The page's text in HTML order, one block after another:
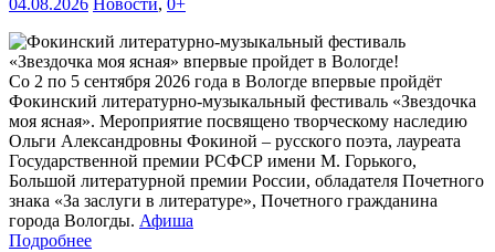
04.08.2026 Новости, 0+
Со 2 по 5 сентября 2026 года в Вологде впервые пройдёт
Фокинский литературно-музыкальный фестиваль «Звездочка
моя ясная». Мероприятие посвящено творческому наследию
Ольги Александровны Фокиной – русского поэта, лауреата
Государственной премии РСФСР имени М. Горького,
Большой литературной премии России, обладателя Почетного
знака «За заслуги в литературе», Почетного гражданина
города Вологды. Афиша
Подробнее